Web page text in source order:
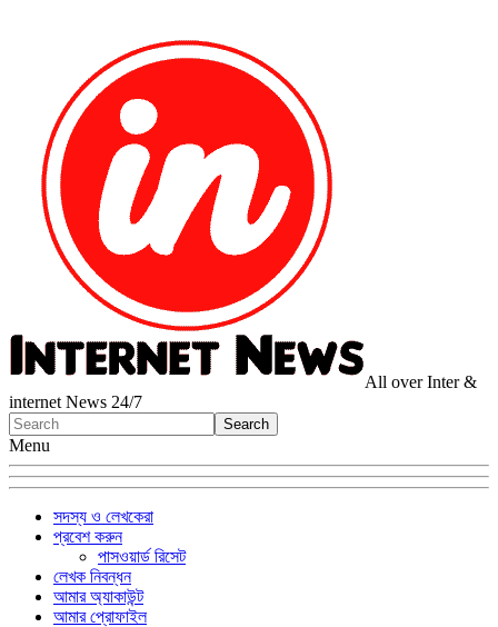
All over Inter &
internet News 24/7
Menu
সদস্য ও লেখকেরা
প্রবেশ করুন
পাসওয়ার্ড রিসেট
লেখক নিবন্ধন
আমার অ্যাকাউন্ট
আমার প্রোফাইল